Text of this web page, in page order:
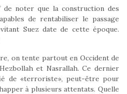
noter que la construction des
de rentabiliser le passage
Suez date de cette époque.
on tente partout en Occident de
et Nasrallah. Ce dernier
de «terroriste», peut-être pour
à plusieurs attentats. Quelle